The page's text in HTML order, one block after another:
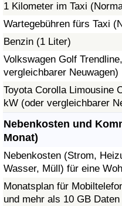
1 Kilometer im Taxi
Wartegebühren fürs Taxi
Benzin (1 Liter)
Volkswagen Golf
vergleichbarer Neuwagen)
Toyota Corolla Limousine
kW (oder vergleichbarer
Nebenkosten und
Monat)
Nebenkosten (Strom,
Wasser, Müll) für eine
Monatsplan für
und mehr als 10 GB Daten